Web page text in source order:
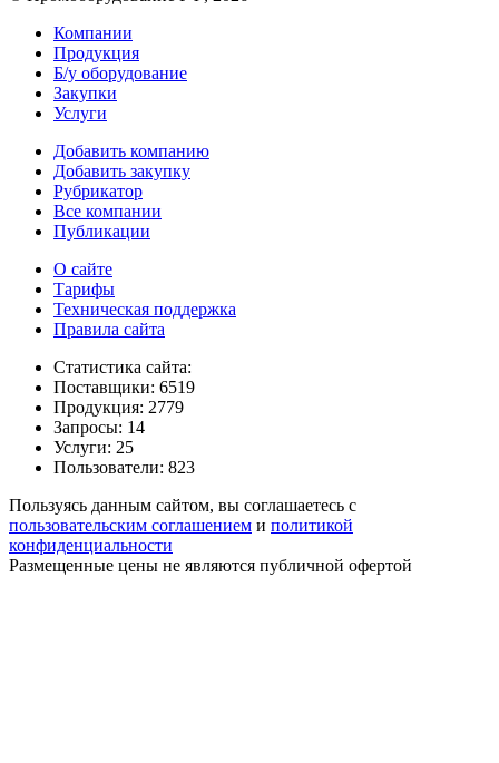
Компании
Продукция
Б/у оборудование
Закупки
Услуги
Добавить компанию
Добавить закупку
Рубрикатор
Все компании
Публикации
О сайте
Тарифы
Техническая поддержка
Правила сайта
Статистика сайта:
Поставщики: 6519
Продукция: 2779
Запросы: 14
Услуги: 25
Пользователи: 823
Пользуясь данным сайтом, вы соглашаетесь с
пользовательским соглашением и политикой
конфиденциальности
Размещенные цены не являются публичной офертой